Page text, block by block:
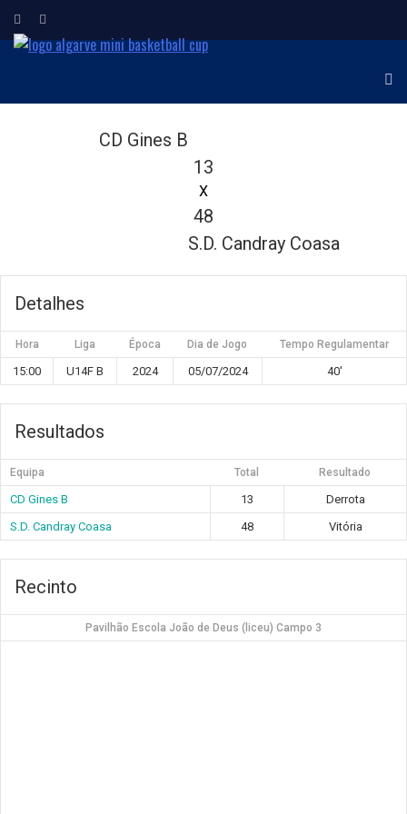
CD Gines B
13
X
48
S.D. Candray Coasa
Detalhes
Hora Liga Época Dia de Jogo Tempo Regulamentar
15:00 U14F B 2024 05/07/2024 40'
Resultados
Equipa Total Resultado
CD Gines B 13
Derrota
S.D. Candray Coasa
48 Vitória
Recinto
Pavilhão Escola João de Deus (liceu) Campo 3